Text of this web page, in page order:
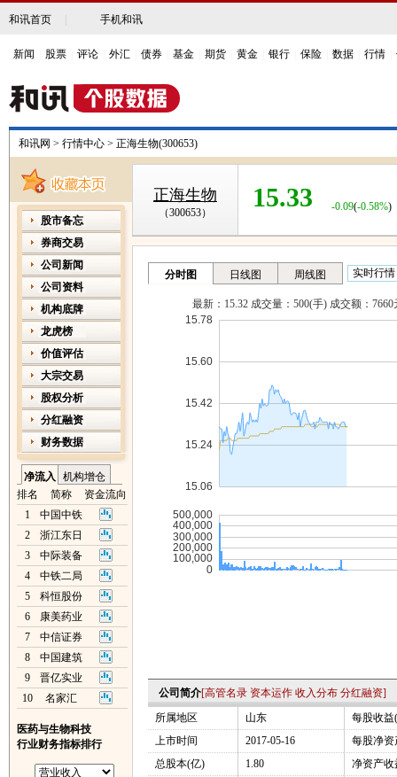
和讯首页 手机和讯
新闻 股票 评论 外汇 债券 基金 期货 黄金 银行 保险 数据 行情
和讯网 > 行情中心 > 正海生物(300653)
股市备忘
券商交易
公司新闻
公司资料
机构底牌
龙虎榜
价值评估
大宗交易
股权分析
分红融资
财务数据
净流入
机构增仓
排名
简称
资金流向
1
中国中铁
2
浙江东日
3
中际装备
4
中铁二局
5
科恒股份
6
康美药业
7
中信证券
8
中国建筑
9
晋亿实业
10
名家汇
医药与生物科技
行业财务指标排行
正海生物
（300653）
15.33
-0.09( -0.58%)
公司简介[高管名录 资本运作 收入分布 分红融资]
所属地区
山东
每股收益
上市时间
2017-05-16
每股净资
总股本(亿)
1.80
净资产收